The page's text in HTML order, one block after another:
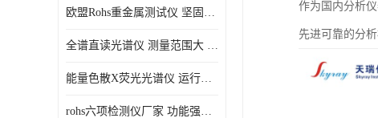
光电直读光谱仪
便携式水质重金属检测仪
欧盟Rohs重金属测试仪 坚固耐用 测试结果清晰显示
全谱直读光谱仪 测量范围大 抗干扰性能好
能量色散X荧光光谱仪 运行稳定性高 方便样品的测量
rohs六项检测仪厂家 功能强大 可直接分析
作为国内分析
先进可靠的分析